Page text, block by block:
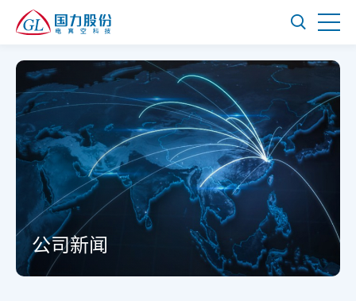
公司新闻